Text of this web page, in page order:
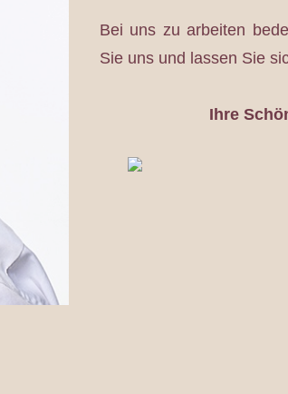
Bei uns zu arbeiten
Sie uns und lassen Sie
Ihre